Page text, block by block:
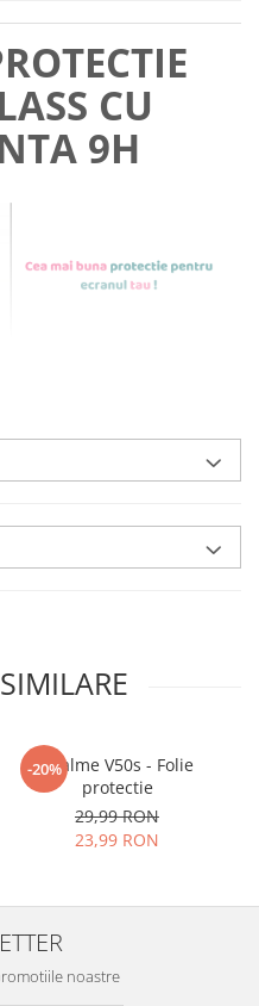
CU
9H
in
flexibil.
caNU SE
de cioburi
ci si
ecranul!
9H la
-20%
Realme V50s - Folie
protectie
29,99 RON
23,99 RON
noastre